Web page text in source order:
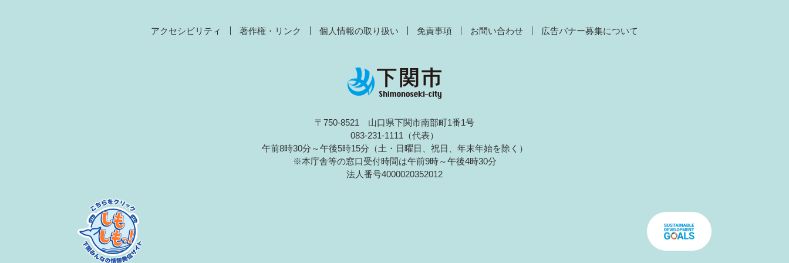
アクセシビリティ 著作権・リンク 個人情報の取り扱い 免責事項 お問い合わせ 広告バナー募集について
〒750-8521 山口県下関市南部町1番1号
083-231-1111（代表）
午前8時30分～午後5時15分（土・日曜日、祝日、年末年始を除く）
※本庁舎等の窓口受付時間は午前9時～午後4時30分
法人番号4000020352012